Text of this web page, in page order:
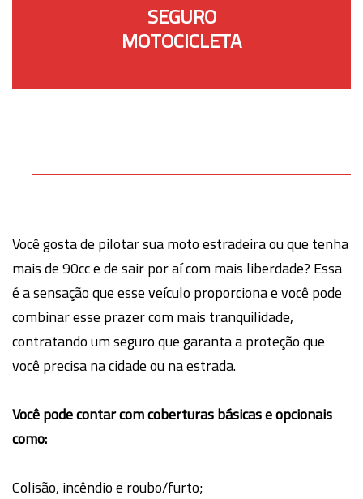
SEGURO
MOTOCICLETA
Você gosta de pilotar sua moto estradeira ou que tenha
mais de 90cc e de sair por aí com mais liberdade? Essa
é a sensação que esse veículo proporciona e você pode
combinar esse prazer com mais tranquilidade,
contratando um seguro que garanta a proteção que
você precisa na cidade ou na estrada.
Você pode contar com coberturas básicas e opcionais
como:
Colisão, incêndio e roubo/furto;